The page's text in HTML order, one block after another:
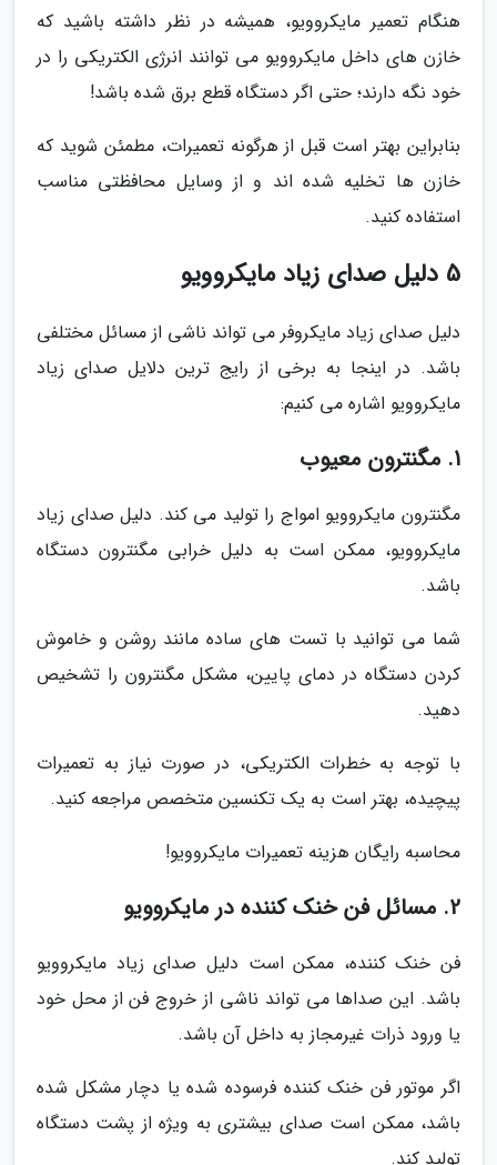
هنگام تعمیر مایکروویو، همیشه در نظر داشته باشید که
خازن های داخل مایکروویو می توانند انرژی الکتریکی را در
خود نگه دارند؛ حتی اگر دستگاه قطع برق شده باشد!
بنابراین بهتر است قبل از هرگونه تعمیرات، مطمئن شوید که
خازن ها تخلیه شده اند و از وسایل محافظتی مناسب
استفاده کنید.
5 دلیل صدای زیاد مایکروویو
دلیل صدای زیاد مایکروفر می تواند ناشی از مسائل مختلفی
باشد. در اینجا به برخی از رایج ترین دلایل صدای زیاد
مایکروویو اشاره می کنیم:
1. مگنترون معیوب
مگنترون مایکروویو امواج را تولید می کند. دلیل صدای زیاد
مایکروویو، ممکن است به دلیل خرابی مگنترون دستگاه
باشد.
شما می توانید با تست های ساده مانند روشن و خاموش
کردن دستگاه در دمای پایین، مشکل مگنترون را تشخیص
دهید.
با توجه به خطرات الکتریکی، در صورت نیاز به تعمیرات
پیچیده، بهتر است به یک تکنسین متخصص مراجعه کنید.
محاسبه رایگان هزینه تعمیرات مایکروویو!
2. مسائل فن خنک کننده در مایکروویو
فن خنک کننده، ممکن است دلیل صدای زیاد مایکروویو
باشد. این صداها می تواند ناشی از خروج فن از محل خود
یا ورود ذرات غیرمجاز به داخل آن باشد.
اگر موتور فن خنک کننده فرسوده شده یا دچار مشکل شده
باشد، ممکن است صدای بیشتری به ویژه از پشت دستگاه
تولید کند.